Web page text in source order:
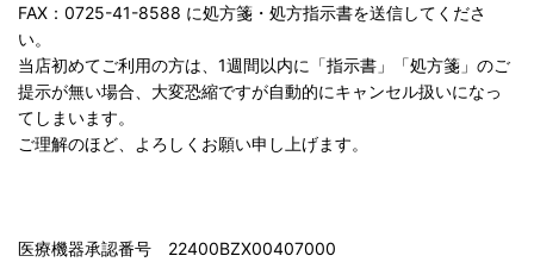
FAX：0725-41-8588 に処方箋・処方指示書を送信してくださ
い。
当店初めてご利用の方は、1週間以内に「指示書」「処方箋」のご
提示が無い場合、大変恐縮ですが自動的にキャンセル扱いになっ
てしまいます。
ご理解のほど、よろしくお願い申し上げます。
医療機器承認番号 22400BZX00407000